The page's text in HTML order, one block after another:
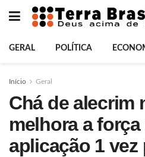
GERAL POLÍTICA
Início Geral
Chá de alecrim
melhora a
aplicação 1 vez